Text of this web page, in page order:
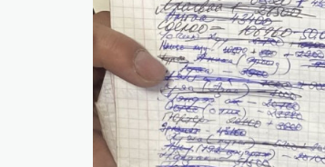
​БНСУ-д аялахдаа үзвэр,
2025 онд эдийн засаг 90 их наяд
​Г.Дамдинням: 66 мянган тонн